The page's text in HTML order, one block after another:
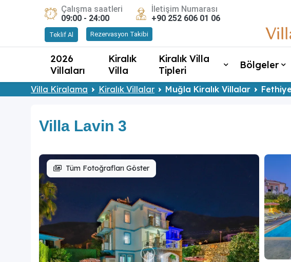
Çalışma saatleri
09:00 - 24:00
İletişim Numarası
+90 252 606 01 06
Teklif Al Rezervasyon Takibi
2026
Villaları
Kiralık
Villa
Kiralık Villa
Tipleri
Bölgeler
Villa Kiralama Kiralık Villalar Muğla Kiralık Villalar
Villa Lavin 3
Tüm Fotoğrafları Göster